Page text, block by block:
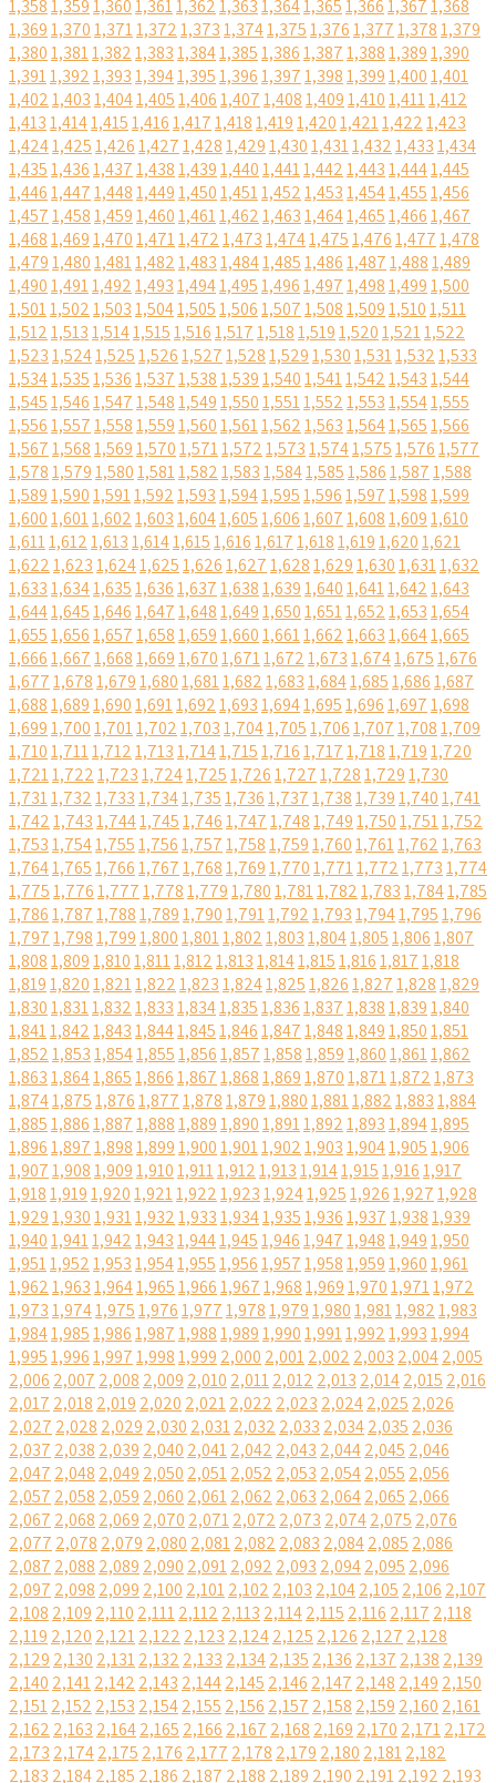
1,3581,3591,3601,3611,3621,3631,3641,3651,3661,3671,368
1,3691,3701,3711,3721,3731,3741,3751,3761,3771,3781,379
1,3801,3811,3821,3831,3841,3851,3861,3871,3881,3891,390
1,3911,3921,3931,3941,3951,3961,3971,3981,3991,4001,401
1,4021,4031,4041,4051,4061,4071,4081,4091,4101,4111,412
1,4131,4141,4151,4161,4171,4181,4191,4201,4211,4221,423
1,4241,4251,4261,4271,4281,4291,4301,4311,4321,4331,434
1,4351,4361,4371,4381,4391,4401,4411,4421,4431,4441,445
1,4461,4471,4481,4491,4501,4511,4521,4531,4541,4551,456
1,4571,4581,4591,4601,4611,4621,4631,4641,4651,4661,467
1,4681,4691,4701,4711,4721,4731,4741,4751,4761,4771,478
1,4791,4801,4811,4821,4831,4841,4851,4861,4871,4881,489
1,4901,4911,4921,4931,4941,4951,4961,4971,4981,4991,500
1,5011,5021,5031,5041,5051,5061,5071,5081,5091,5101,511
1,5121,5131,5141,5151,5161,5171,5181,5191,5201,5211,522
1,5231,5241,5251,5261,5271,5281,5291,5301,5311,5321,533
1,5341,5351,5361,5371,5381,5391,5401,5411,5421,5431,544
1,5451,5461,5471,5481,5491,5501,5511,5521,5531,5541,555
1,5561,5571,5581,5591,5601,5611,5621,5631,5641,5651,566
1,5671,5681,5691,5701,5711,5721,5731,5741,5751,5761,577
1,5781,5791,5801,5811,5821,5831,5841,5851,5861,5871,588
1,5891,5901,5911,5921,5931,5941,5951,5961,5971,5981,599
1,6001,6011,6021,6031,6041,6051,6061,6071,6081,6091,610
1,6111,6121,6131,6141,6151,6161,6171,6181,6191,6201,621
1,6221,6231,6241,6251,6261,6271,6281,6291,6301,6311,632
1,6331,6341,6351,6361,6371,6381,6391,6401,6411,6421,643
1,6441,6451,6461,6471,6481,6491,6501,6511,6521,6531,654
1,6551,6561,6571,6581,6591,6601,6611,6621,6631,6641,665
1,6661,6671,6681,6691,6701,6711,6721,6731,6741,6751,676
1,6771,6781,6791,6801,6811,6821,6831,6841,6851,6861,687
1,6881,6891,6901,6911,6921,6931,6941,6951,6961,6971,698
1,6991,7001,7011,7021,7031,7041,7051,7061,7071,7081,709
1,7101,7111,7121,7131,7141,7151,7161,7171,7181,7191,720
1,7211,7221,7231,7241,7251,7261,7271,7281,7291,730
1,7311,7321,7331,7341,7351,7361,7371,7381,7391,7401,741
1,7421,7431,7441,7451,7461,7471,7481,7491,7501,7511,752
1,7531,7541,7551,7561,7571,7581,7591,7601,7611,7621,763
1,7641,7651,7661,7671,7681,7691,7701,7711,7721,7731,774
1,7751,7761,7771,7781,7791,7801,7811,7821,7831,7841,785
1,7861,7871,7881,7891,7901,7911,7921,7931,7941,7951,796
1,7971,7981,7991,8001,8011,8021,8031,8041,8051,8061,807
1,8081,8091,8101,8111,8121,8131,8141,8151,8161,8171,818
1,8191,8201,8211,8221,8231,8241,8251,8261,8271,8281,829
1,8301,8311,8321,8331,8341,8351,8361,8371,8381,8391,840
1,8411,8421,8431,8441,8451,8461,8471,8481,8491,8501,851
1,8521,8531,8541,8551,8561,8571,8581,8591,8601,8611,862
1,8631,8641,8651,8661,8671,8681,8691,8701,8711,8721,873
1,8741,8751,8761,8771,8781,8791,8801,8811,8821,8831,884
1,8851,8861,8871,8881,8891,8901,8911,8921,8931,8941,895
1,8961,8971,8981,8991,9001,9011,9021,9031,9041,9051,906
1,9071,9081,9091,9101,9111,9121,9131,9141,9151,9161,917
1,9181,9191,9201,9211,9221,9231,9241,9251,9261,9271,928
1,9291,9301,9311,9321,9331,9341,9351,9361,9371,9381,939
1,9401,9411,9421,9431,9441,9451,9461,9471,9481,9491,950
1,9511,9521,9531,9541,9551,9561,9571,9581,9591,9601,961
1,9621,9631,9641,9651,9661,9671,9681,9691,9701,9711,972
1,9731,9741,9751,9761,9771,9781,9791,9801,9811,9821,983
1,9841,9851,9861,9871,9881,9891,9901,9911,9921,9931,994
1,9951,9961,9971,9981,999 2,000 2,0012,002 2,003 2,0042,005
2,006 2,007 2,008 2,009 2,010 2,0112,012 2,013 2,0142,015 2,016
2,017 2,018 2,019 2,020 2,0212,022 2,023 2,0242,025 2,026
2,027 2,028 2,029 2,030 2,0312,032 2,033 2,0342,035 2,036
2,037 2,038 2,039 2,040 2,0412,042 2,043 2,0442,045 2,046
2,047 2,048 2,049 2,050 2,0512,052 2,053 2,0542,055 2,056
2,057 2,058 2,059 2,060 2,0612,062 2,063 2,0642,065 2,066
2,067 2,068 2,069 2,070 2,0712,072 2,073 2,0742,075 2,076
2,077 2,078 2,079 2,080 2,0812,082 2,083 2,0842,085 2,086
2,087 2,088 2,089 2,090 2,0912,092 2,093 2,0942,095 2,096
2,097 2,098 2,099 2,100 2,1012,102 2,103 2,1042,105 2,106 2,107
2,108 2,109 2,110 2,1112,112 2,113 2,1142,115 2,116 2,117 2,118
2,119 2,120 2,1212,122 2,123 2,1242,125 2,126 2,127 2,128
2,129 2,130 2,1312,132 2,133 2,1342,135 2,136 2,137 2,138 2,139
2,140 2,1412,142 2,143 2,1442,145 2,146 2,147 2,148 2,149 2,150
2,1512,152 2,153 2,1542,155 2,156 2,157 2,158 2,159 2,160 2,161
2,162 2,163 2,1642,165 2,166 2,167 2,168 2,169 2,170 2,1712,172
2,173 2,1742,175 2,176 2,177 2,178 2,179 2,180 2,1812,182
2,183 2,1842,185 2,186 2,187 2,188 2,189 2,190 2,1912,192 2,193